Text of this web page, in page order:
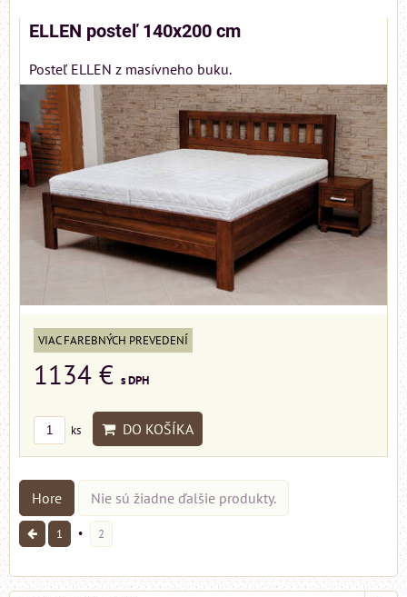
ELLEN posteľ 140x200 cm
Posteľ ELLEN z masívneho buku.
VIAC FAREBNÝCH PREVEDENÍ
1134 € s DPH
ks DO KOŠÍKA
Hore Nie sú žiadne ďalšie produkty.
1 2